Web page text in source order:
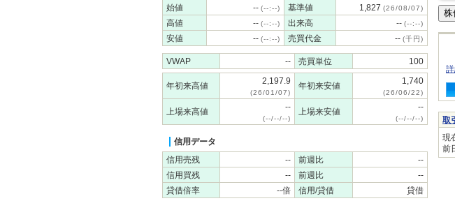
始値 -- (--:--) 基準値 1,827 (26/08/07)
高値 -- (--:--) 出来高 -- (--:--)
安値 -- (--:--) 売買代金 -- (千円)
VWAP -- 売買単位 100
年初来高値 2,197.9
(26/01/07)
年初来安値 1,740
(26/06/22)
上場来高値 --
(--/--/--)
上場来安値 --
(--/--/--)
信用データ
信用売残
-- 前週比
--
信用買残
-- 前週比
--
貸借倍率
--倍 信用/貸借 貸借
取
現
前